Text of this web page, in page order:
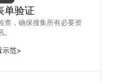
单验证
查，确保搜集所有必要资
。
示范>